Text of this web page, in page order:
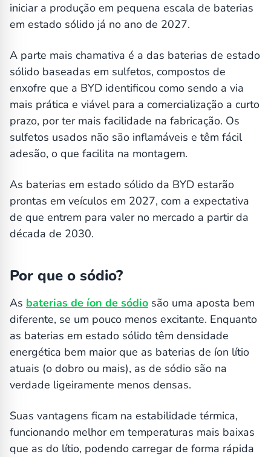
iniciar a produção em pequena escala de baterias
em estado sólido já no ano de 2027.
A parte mais chamativa é a das baterias de estado
sólido baseadas em sulfetos, compostos de
enxofre que a BYD identificou como sendo a via
mais prática e viável para a comercialização a curto
prazo, por ter mais facilidade na fabricação. Os
sulfetos usados não são inflamáveis e têm fácil
adesão, o que facilita na montagem.
As baterias em estado sólido da BYD estarão
prontas em veículos em 2027, com a expectativa
de que entrem para valer no mercado a partir da
década de 2030.
Por que o sódio?
As baterias de íon de sódio são uma aposta bem
diferente, se um pouco menos excitante. Enquanto
as baterias em estado sólido têm densidade
energética bem maior que as baterias de íon lítio
atuais (o dobro ou mais), as de sódio são na
verdade ligeiramente menos densas.
Suas vantagens ficam na estabilidade térmica,
funcionando melhor em temperaturas mais baixas
que as do lítio, podendo carregar de forma rápida